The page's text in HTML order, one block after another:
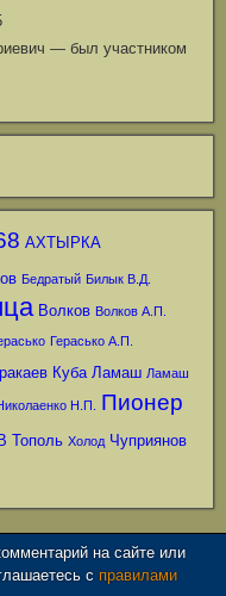
— был участником
АХТЫРКА
Бедратый Билык В.Д.
Волков Волков А.П.
Герасько А.П.
Куба Ламаш Ламаш
Н.П. Пионер
Тополь Холод Чуприянов
на сайте или
с правилами